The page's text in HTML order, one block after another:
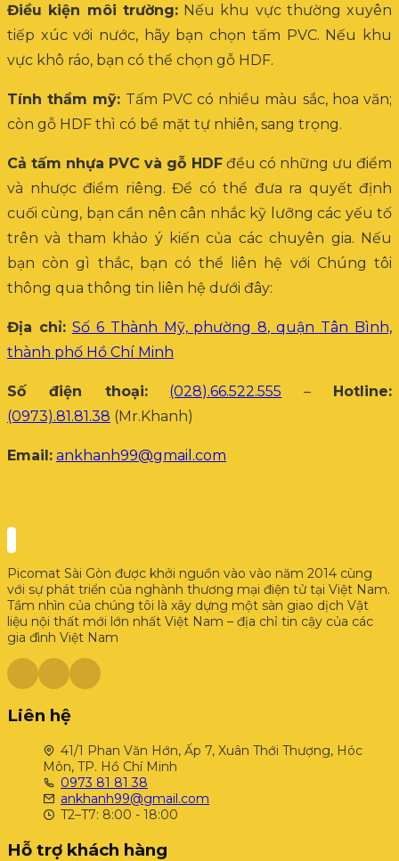
Điều kiện môi trường:Nếu khu vực thường xuyên
tiếp xúc với nước, hãy bạn chọn tấm PVC. Nếu khu
vực khô ráo, bạn có thể chọn gỗ HDF.
Tính thẩm mỹ: Tấm PVC có nhiều màu sắc, hoa văn;
còn gỗ HDF thì có bề mặt tự nhiên, sang trọng.
Cả tấm nhựa PVC và gỗ HDFđều có những ưu điểm
và nhược điểm riêng. Để có thể đưa ra quyết định
cuối cùng, bạn cần nên cân nhắc kỹ lưỡng các yếu tố
trên và tham khảo ý kiến của các chuyên gia. Nếu
bạn còn gì thắc, bạn có thể liên hệ với Chúng tôi
thông qua thông tin liên hệ dưới đây:
Địa chỉ: Số 6 Thành Mỹ, phường 8, quận Tân Bình,
thành phố Hồ Chí Minh
Số điện thoại: (028).66.522.555 – Hotline:
(0973).81.81.38 (Mr.Khanh)
Email: ankhanh99@gmail.com
Picomat Sài Gòn được khởi nguồn vào vào năm 2014 cùng
với sự phát triển của nghành thương mại điện tử tại Việt Nam.
Tầm nhìn của chúng tôi là xây dựng một sàn giao dịch Vật
liệu nội thất mới lớn nhất Việt Nam – địa chỉ tin cậy của các
gia đình Việt Nam
Liên hệ
41/1 Phan Văn Hớn, Ấp 7, Xuân Thới Thượng, Hóc
Môn, TP. Hồ Chí Minh
0973 81 81 38
ankhanh99@gmail.com
T2–T7: 8:00 - 18:00
Hỗ trợ khách hàng